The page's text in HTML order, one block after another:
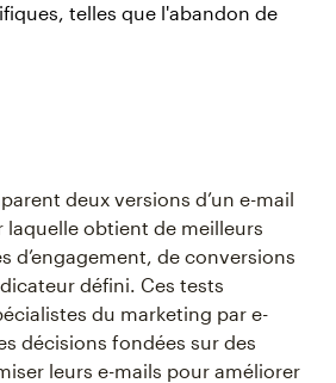
telles que l'abandon de
deux versions d’un e-mail
laquelle obtient de meilleurs
d’engagement, de conversions
défini. Ces tests
du marketing par e-
décisions fondées sur des
leurs e-mails pour améliorer